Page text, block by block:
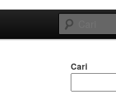
Cari